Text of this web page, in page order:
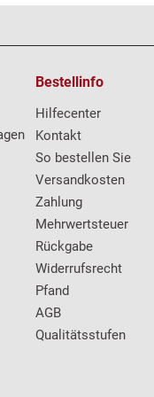
Bestellinfo
Hilfecenter
Kontakt
So bestellen Sie
Versandkosten
Zahlung
Mehrwertsteuer
Rückgabe
Widerrufsrecht
Pfand
AGB
Qualitätsstufen